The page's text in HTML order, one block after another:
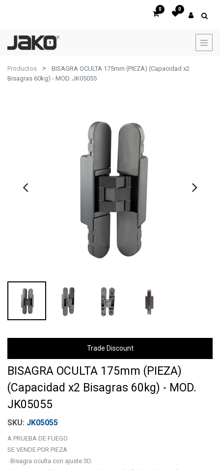
0 0
Productos
BISAGRA OCULTA 175mm (PIEZA) (Capacidad x2
Bisagras 60kg) - MOD. JK05055
Trade Discount
BISAGRA OCULTA 175mm (PIEZA)
(Capacidad x2 Bisagras 60kg) - MOD.
JK05055
JK05055
A PRUEBA DE FUEGO
SE VENDE POR PIEZA
· Bisagra oculta con ajuste 3D.